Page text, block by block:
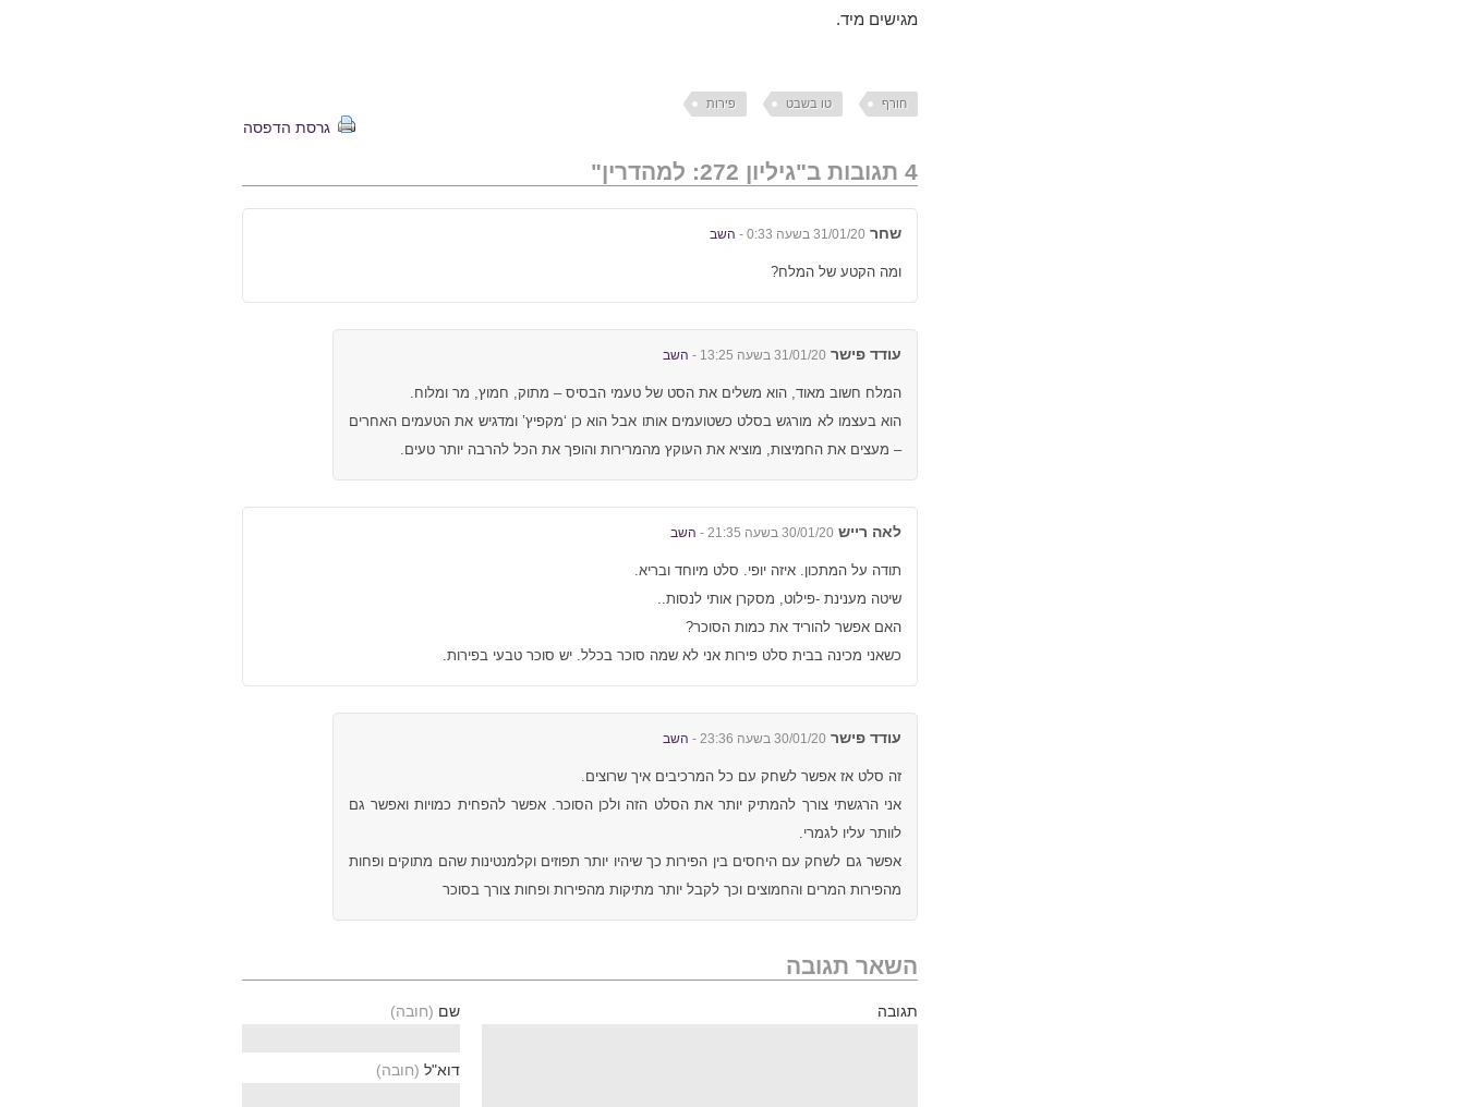
מגישים מיד.
חורף טו בשבט פירות
גרסת הדפסה
4 תגובות ב"גיליון 272: למהדרין"
שחר 31/01/20 בשעה 0:33 - השב
ומה הקטע של המלח?
עודד פישר 31/01/20 בשעה 13:25 - השב
המלח חשוב מאוד, הוא משלים את הסט של טעמי הבסיס – מתוק, חמוץ, מר ומלוח.
הוא בעצמו לא מורגש בסלט כשטועמים אותו אבל הוא כן ‘מקפיץ’ ומדגיש את הטעמים האחרים
– מעצים את החמיצות, מוציא את העוקץ מהמרירות והופך את הכל להרבה יותר טעים.
לאה רייש 30/01/20 בשעה 21:35 - השב
תודה על המתכון. איזה יופי. סלט מיוחד ובריא.
שיטה מענינת -פילוט, מסקרן אותי לנסות..
האם אפשר להוריד את כמות הסוכר?
כשאני מכינה בבית סלט פירות אני לא שמה סוכר בכלל. יש סוכר טבעי בפירות.
עודד פישר 30/01/20 בשעה 23:36 - השב
זה סלט אז אפשר לשחק עם כל המרכיבים איך שרוצים.
אני הרגשתי צורך להמתיק יותר את הסלט הזה ולכן הסוכר. אפשר להפחית כמויות ואפשר גם
לוותר עליו לגמרי.
אפשר גם לשחק עם היחסים בין הפירות כך שיהיו יותר תפוזים וקלמנטינות שהם מתוקים ופחות
מהפירות המרים והחמוצים וכך לקבל יותר מתיקות מהפירות ופחות צורך בסוכר
השאר תגובה
תגובה שם (חובה)
דוא"ל (חובה)